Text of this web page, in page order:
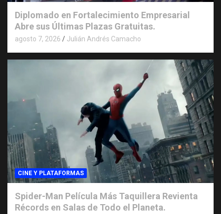
Diplomado en Fortalecimiento Empresarial
Abre sus Últimas Plazas Gratuitas.
agosto 7, 2026 Julián Andrés Camacho
CINE Y PLATAFORMAS
Spider-Man Película Más Taquillera Revienta
Récords en Salas de Todo el Planeta.